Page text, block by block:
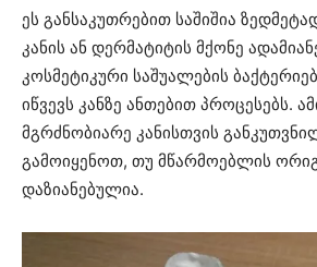
ეს განსაკუთრებით საშიშია
კანის ან დერმატიტის მქონე
კოსმეტიკური საშუალების
იწვევს კანზე ანთებით პროცესებს.
მგრძნობიარე კანისთვის
გამოიყენოთ, თუ მწარმოებლის
დაზიანებულია.